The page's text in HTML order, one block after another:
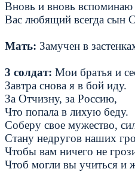
Вновь и вновь вспоминаю
Вас любящий всегда сын
Мать: Замучен в
3 солдат: Мои братья и
Завтра снова я в бой иду.
За Отчизну, за Россию,
Что попала в лихую беду.
Соберу свое мужество,
Стану недругов наших
Чтобы вам ничего не
Чтоб могли вы учиться и